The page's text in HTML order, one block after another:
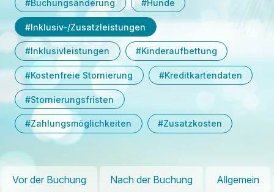
#Buchungsänderung #Hunde
#Inklusiv-/Zusatzleistungen
#Inklusivleistungen #Kinderaufbettung
#Kostenfreie Stornierung #Kreditkartendaten
#Stornierungsfristen
#Zahlungsmöglichkeiten #Zusatzkosten
Vor der Buchung Nach der Buchung Allgemein